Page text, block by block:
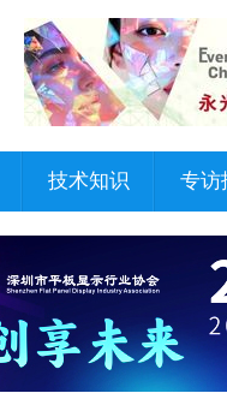
技术知识 专访